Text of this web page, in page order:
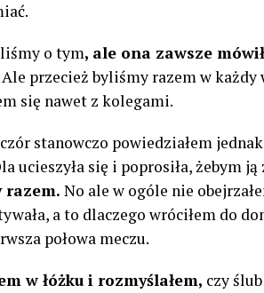
o tym, ale ona zawsze
przecież byliśmy razem w
się nawet z kolegami.
stanowczo powiedziałem
ucieszyła się i poprosiła, żebym ją
razem. No ale w ogóle nie
a to dlaczego wróciłem do
połowa meczu.
w łóżku i rozmyślałem, czy